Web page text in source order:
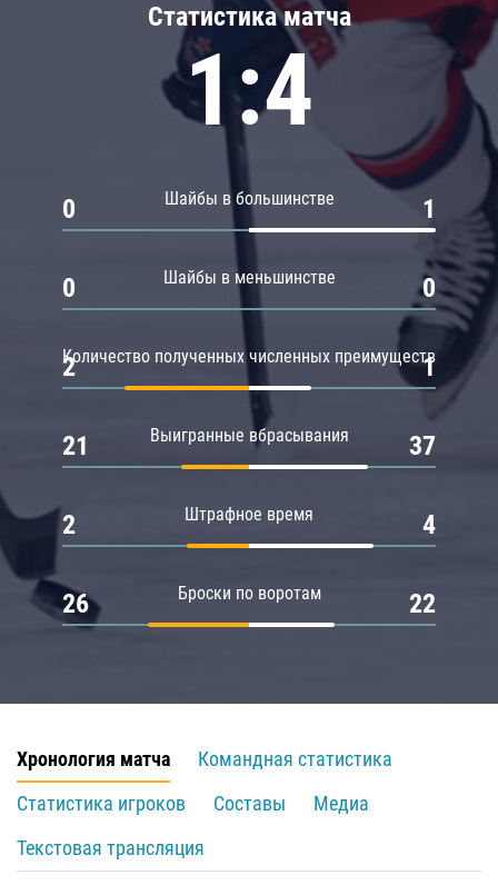
Статистика матча
1:4
Шайбы в большинстве
0 1
Шайбы в меньшинстве
0 0
Количество полученных численных преимуществ
2 1
Выигранные вбрасывания
21 37
Штрафное время
2 4
Броски по воротам
26 22
Хронология матча
Командная статистика
Статистика игроков
Составы
Медиа
Текстовая трансляция